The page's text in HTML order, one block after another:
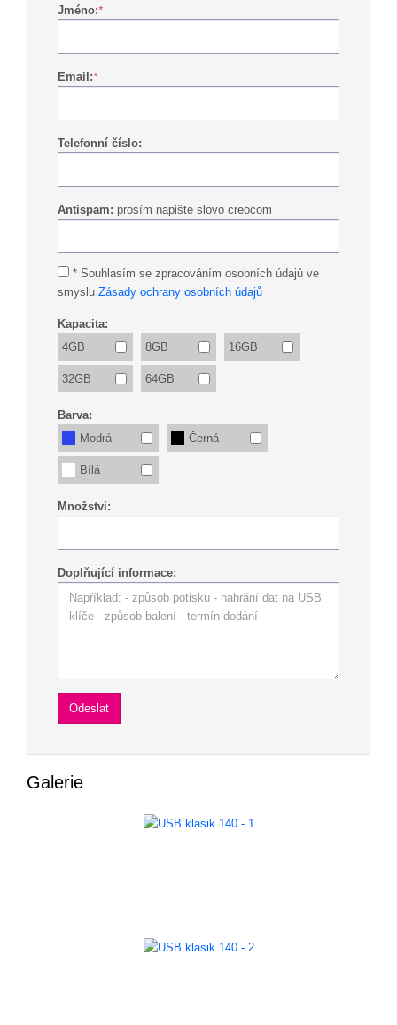
Jméno:*
Email:*
Telefonní číslo:
Antispam: prosím napište slovo creocom
* Souhlasím se zpracováním osobních údajů ve
smyslu Zásady ochrany osobních údajů
Kapacita:
4GB
8GB 16GB
32GB 64GB
Barva:
Modrá
Černá
Bílá
Množství:
Doplňující informace:
Galerie